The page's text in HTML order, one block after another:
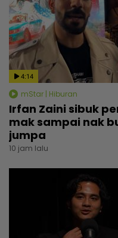
4:14
mStar | Hiburan
Irfan Zaini sibuk
mak sampai nak
jumpa
10 jam lalu